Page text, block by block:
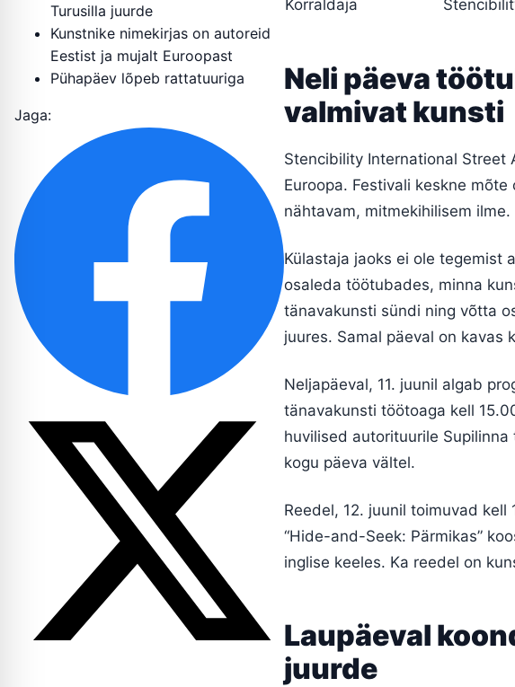
Turusilla juurde
Kunstnike nimekirjas on autoreid
Eestist ja mujalt Euroopast
Pühapäev lõpeb rattatuuriga
Jaga:
Korraldaja
Neli päeva
valmivat kunsti
Stencibility International Street
Euroopa. Festivali keskne
nähtavam, mitmekihilisem ilme.
Külastaja jaoks ei ole tegemist
osaleda töötubades, minna
tänavakunsti sündi ning võtta
juures. Samal päeval on kavas
Neljapäeval, 11. juunil algab
tänavakunsti töötoaga kell
huvilised autorituurile
kogu päeva vältel.
Reedel, 12. juunil toimuvad
“Hide-and-Seek: Pärmikas”
inglise keeles. Ka reedel on
Laupäeval
juurde